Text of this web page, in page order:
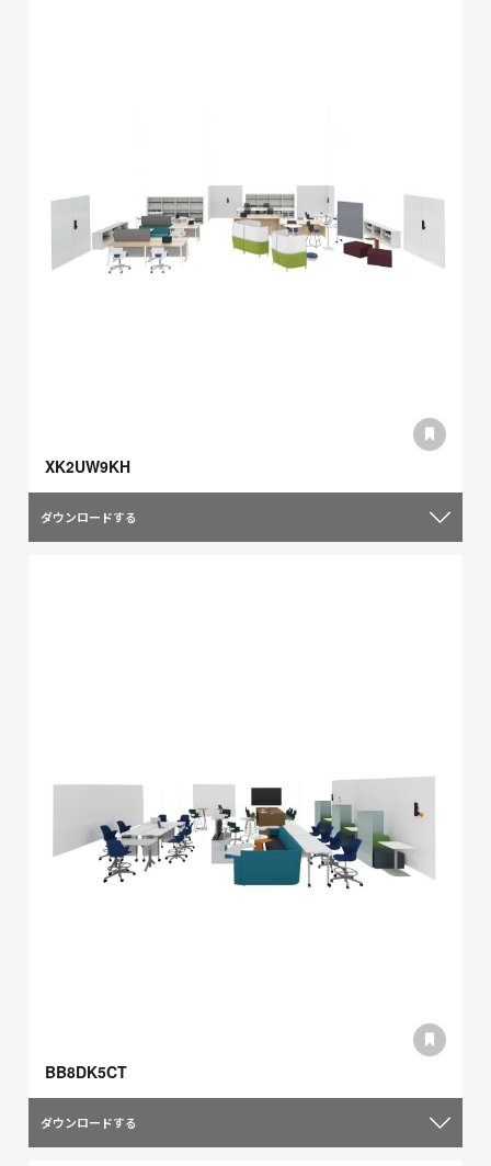
XK2UW9KH
ダウンロードする
BB8DK5CT
ダウンロードする